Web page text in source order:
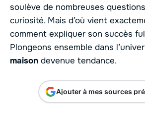
soulève de nombreuses
curiosité. Mais d’où vient
comment expliquer son succès
Plongeons ensemble dans
maison devenue tendance.
Ajouter à mes sources